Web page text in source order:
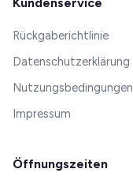
Rückgaberichtlinie
Datenschutzerklärung
Nutzungsbedingungen
Impressum
Öffnungszeiten